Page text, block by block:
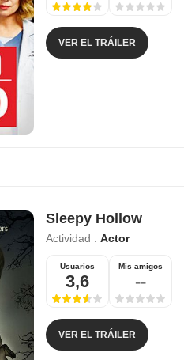
VER EL TRÁILER
Sleepy Hollow
Actividad : Actor
Usuarios
3,6
Mis amigos
--
VER EL TRÁILER